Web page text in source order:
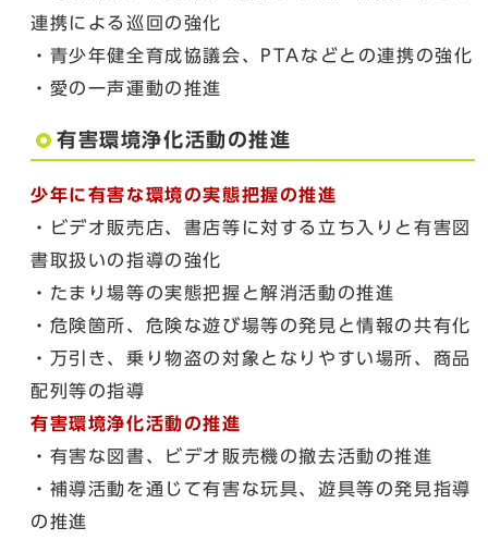
連携による巡回の強化
・青少年健全育成協議会、PTAなどとの連携の強化
・愛の一声運動の推進
有害環境浄化活動の推進
少年に有害な環境の実態把握の推進
・ビデオ販売店、書店等に対する立ち入りと有害図
書取扱いの指導の強化
・たまり場等の実態把握と解消活動の推進
・危険箇所、危険な遊び場等の発見と情報の共有化
・万引き、乗り物盗の対象となりやすい場所、商品
配列等の指導
有害環境浄化活動の推進
・有害な図書、ビデオ販売機の撤去活動の推進
・補導活動を通じて有害な玩具、遊具等の発見指導
の推進